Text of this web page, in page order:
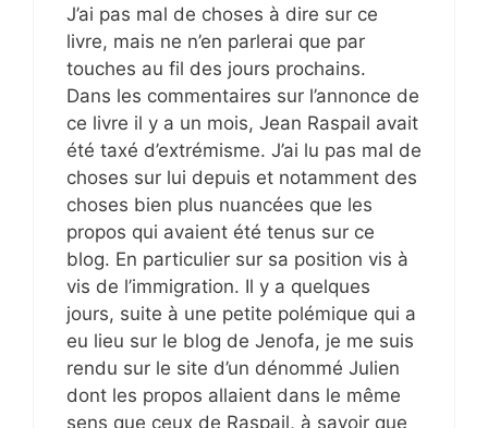
J’ai pas mal de choses à dire sur ce
livre, mais ne n’en parlerai que par
touches au fil des jours prochains.
Dans les commentaires sur l’annonce de
ce livre il y a un mois, Jean Raspail avait
été taxé d’extrémisme. J’ai lu pas mal de
choses sur lui depuis et notamment des
choses bien plus nuancées que les
propos qui avaient été tenus sur ce
blog. En particulier sur sa position vis à
vis de l’immigration. Il y a quelques
jours, suite à une petite polémique qui a
eu lieu sur le blog de Jenofa, je me suis
rendu sur le site d’un dénommé Julien
dont les propos allaient dans le même
sens que ceux de Raspail, à savoir que